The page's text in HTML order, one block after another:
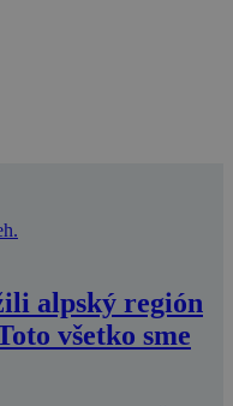
alpský región
všetko sme